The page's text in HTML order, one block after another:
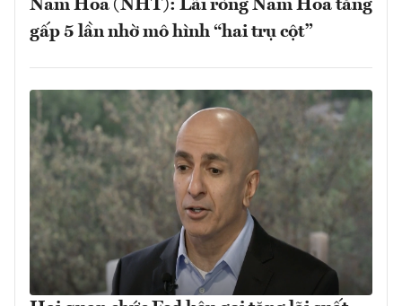
Nam Hoa (NHT): Lãi ròng Nam Hoa tăng
gấp 5 lần nhờ mô hình “hai trụ cột”